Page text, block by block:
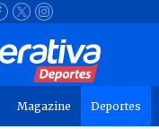
Magazine Deportes